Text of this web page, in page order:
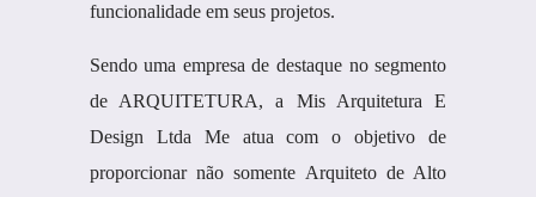
funcionalidade em seus projetos.
Sendo uma empresa de destaque no segmento
de ARQUITETURA, a Mis Arquitetura E
Design Ltda Me atua com o objetivo de
proporcionar não somente Arquiteto de Alto